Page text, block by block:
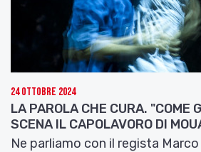
24 Ottobre 2024
LA PAROLA CHE CURA. "COME
SCENA IL CAPOLAVORO DI
Ne parliamo con il regista